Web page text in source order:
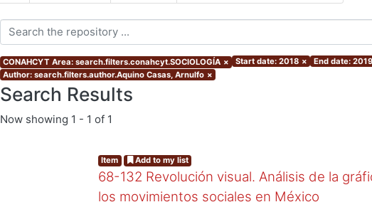
CONAHCYT Area: search.filters.conahcyt.SOCIOLOGÍA × Start date: 2018 × End date: 2019
Author: search.filters.author.Aquino Casas, Arnulfo ×
Search Results
Now showing 1 - 1 of 1
Item Add to my list
68-132 Revolución visual. Análisis de la
los movimientos sociales en México